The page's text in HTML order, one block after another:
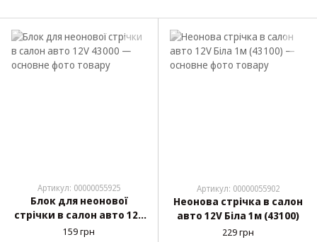
Артикул: 00000055925
Блок для неонової
стрічки в салон авто 12V
43000
159 грн
Артикул: 00000055902
Неонова стрічка в салон
авто 12V Біла 1м (43100)
229 грн